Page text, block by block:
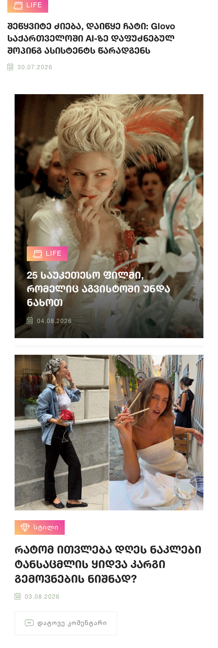
LIFE
შეწყვიტე ძიება, დაიწყე ჩატი: Glovo
საქართველოში AI-ზე დაფუძნებულ
შოპინგ ასისტენტს წარადგენს
30.07.2026
LIFE
25 საუკეთესო ფილმი,
რომელიც აგვისტოში უნდა
ნახოთ
04.08.2026
ᲡᲢᲘᲚᲘ
რატომ ითვლება დღეს ნაკლები
ტანსაცმლის ყიდვა კარგი
გემოვნების ნიშნად?
03.08.2026
ᲓᲐᲢᲝᲕᲔ ᲙᲝᲛᲔᲜᲢᲐᲠᲘ